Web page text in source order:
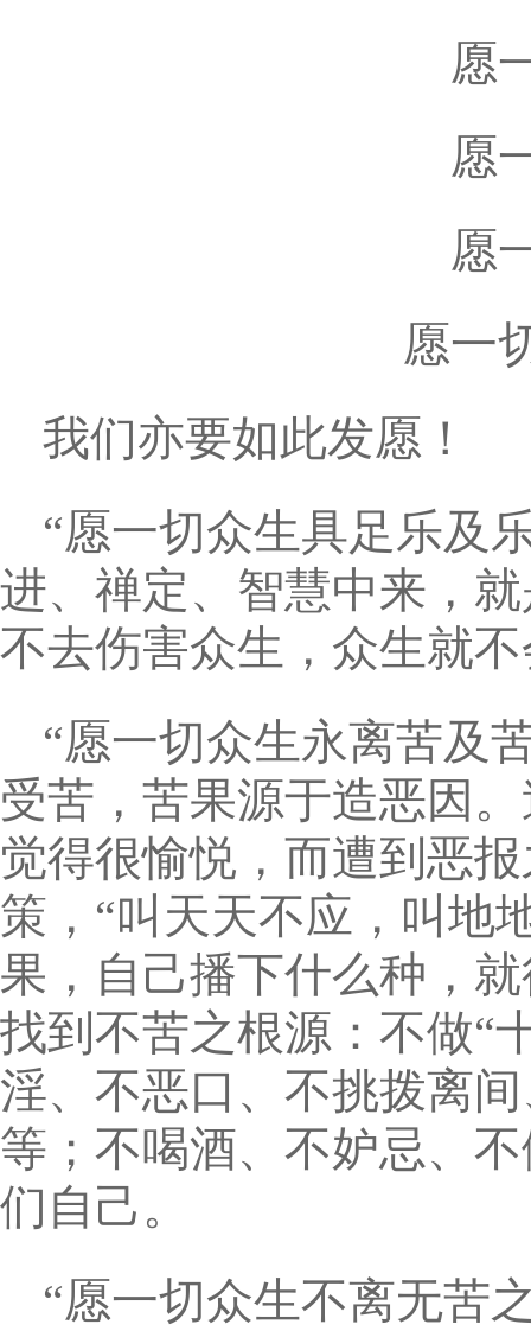
愿
愿
愿
愿一
我们亦要如此发愿！
“愿一切众生具足乐及
进、禅定、智慧中来，
不去伤害众生，众生就
“愿一切众生永离苦及
受苦，苦果源于造恶因
觉得很愉悦，而遭到恶
策，“叫天天不应，叫地
果，自己播下什么种，
找到不苦之根源：不做“
淫、不恶口、不挑拨离
等；不喝酒、不妒忌、
们自己。
“愿一切众生不离无苦